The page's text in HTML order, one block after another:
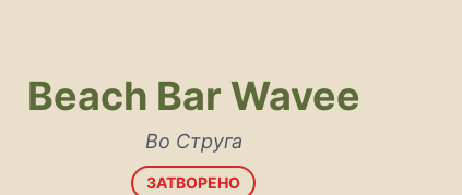
Beach Bar Wavee
Во Струга
ЗАТВОРЕНО